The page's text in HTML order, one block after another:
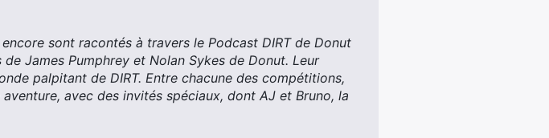
sont racontés à travers le Podcast DIRT de Donut
James Pumphrey et Nolan Sykes de Donut. Leur
palpitant de DIRT. Entre chacune des compétitions,
avec des invités spéciaux, dont AJ et Bruno, la